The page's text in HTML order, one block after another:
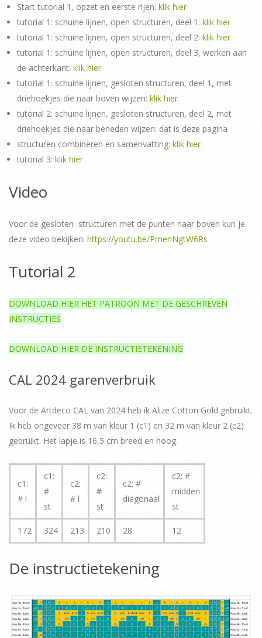
Start tutorial 1, opzet en eerste rijen: klik hier
tutorial 1: schuine lijnen, open structuren, deel 1: klik hier
tutorial 1: schuine lijnen, open structuren, deel 2: klik hier
tutorial 1: schuine lijnen, open structuren, deel 3, werken aan
de achterkant: klik hier
tutorial 1: schuine lijnen, gesloten structuren, deel 1, met
driehoekjes die naar boven wijzen: klik hier
tutorial 2: schuine lijnen, gesloten structuren, deel 2, met
driehoekjes die naar beneden wijzen: dat is deze pagina
structuren combineren en samenvatting: klik hier
tutorial 3: klik hier
Video
Voor de gesloten structuren met de punten naar boven kun je
deze video bekijken: https://youtu.be/PmenNgtW6Rs
Tutorial 2
DOWNLOAD HIER HET PATROON MET DE GESCHREVEN
INSTRUCTIES
DOWNLOAD HIER DE INSTRUCTIETEKENING
CAL 2024 garenverbruik
Voor de Artdeco CAL van 2024 heb ik Alize Cotton Gold gebruikt.
Ik heb ongeveer 38 m van kleur 1 (c1) en 32 m van kleur 2 (c2)
gebruikt. Het lapje is 16,5 cm breed en hoog.
c1:
# l
c1:
#
st
c2:
# l
c2:
#
st
c2: #
diagonaal
c2: #
midden
st
172 324 213 210 28 12
De instructietekening